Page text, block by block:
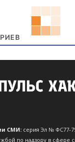
СМИ:серия Эл № ФС77-
по надзору в сфере